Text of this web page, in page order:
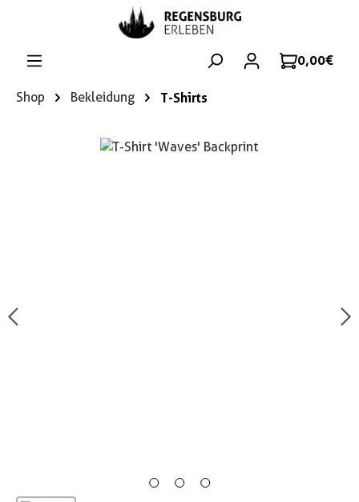
Zum Hauptinhalt springen
0,00 €
Shop Bekleidung T-Shirts
Bildergalerie überspringen